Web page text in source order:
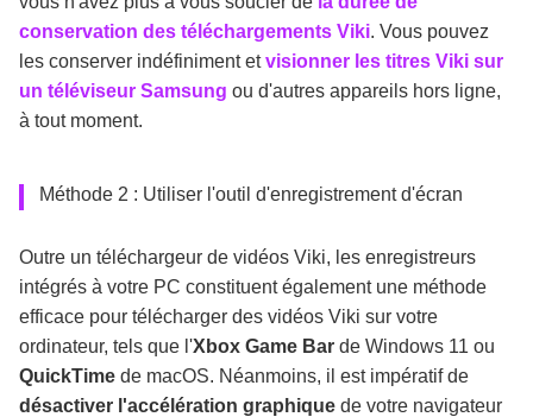
conservation des téléchargements Viki. Vous pouvez
les conserver indéfiniment etvisionner les titres Viki sur
un téléviseur Samsung ou d'autres appareils hors ligne,
à tout moment.
Méthode 2 : Utiliser l'outil d'enregistrement d'écran
Outre un téléchargeur de vidéos Viki, les enregistreurs
intégrés à votre PC constituent également une méthode
efficace pour télécharger des vidéos Viki sur votre
ordinateur, tels que l'Xbox Game Bar de Windows 11 ou
QuickTime de macOS. Néanmoins, il est impératif de
désactiver l'accélération graphique de votre navigateur